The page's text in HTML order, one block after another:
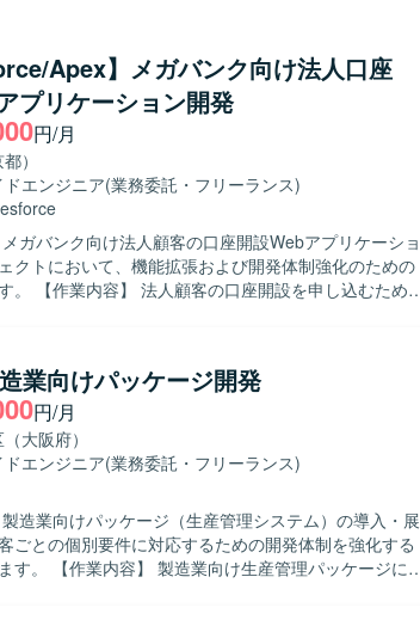
Apex】メガバンク向け法人口座
プリケーション開発
円/月
）
エンジニア(業務委託・フリーランス)
メガバンク向け法人顧客の口座開設Webアプリケーショ
クトにおいて、機能拡張および開発体制強化のための
むための
ます。6月以降は特に開発作業がメインとなり、仕様を
よび単体・結合テストを自走して進めていただきま
ています。周囲とコミュニケーションを取りながら、
意図を踏まえて開発を進められる方、金融ドメインに
魅力】 大規模なメガバンク向けシステム開発に参画す
業界特有の業務知識と、Salesforceを中心としたクラ
ション開発のスキルを同時に習得していただけます。
造業向けパッケージ開発
円/月
大阪府）
エンジニア(業務委託・フリーランス)
製造業向けパッケージ（生産管理システム）の導入・展
ごとの個別要件に対応するための開発体制を強化する
パッケージに対